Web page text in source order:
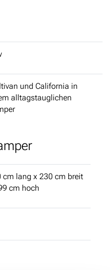
und California in
alltagstauglichen
cm lang x 230 cm breit
cm hoch